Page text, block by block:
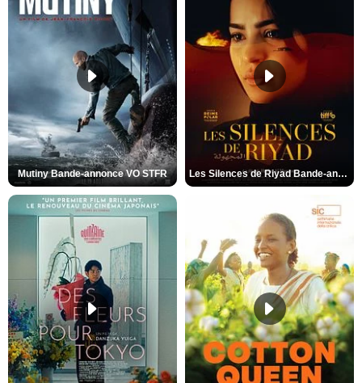
Mutiny Bande-annonce VO STFR Les Silences de Riyad Bande-annonce VO STFR